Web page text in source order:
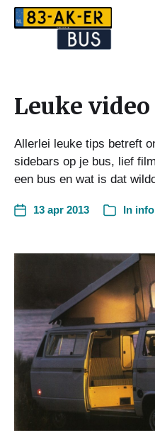
Leuke
Allerlei leuke tips betreft
sidebars op je bus, lief
een bus en wat is dat
13 apr 2013 In